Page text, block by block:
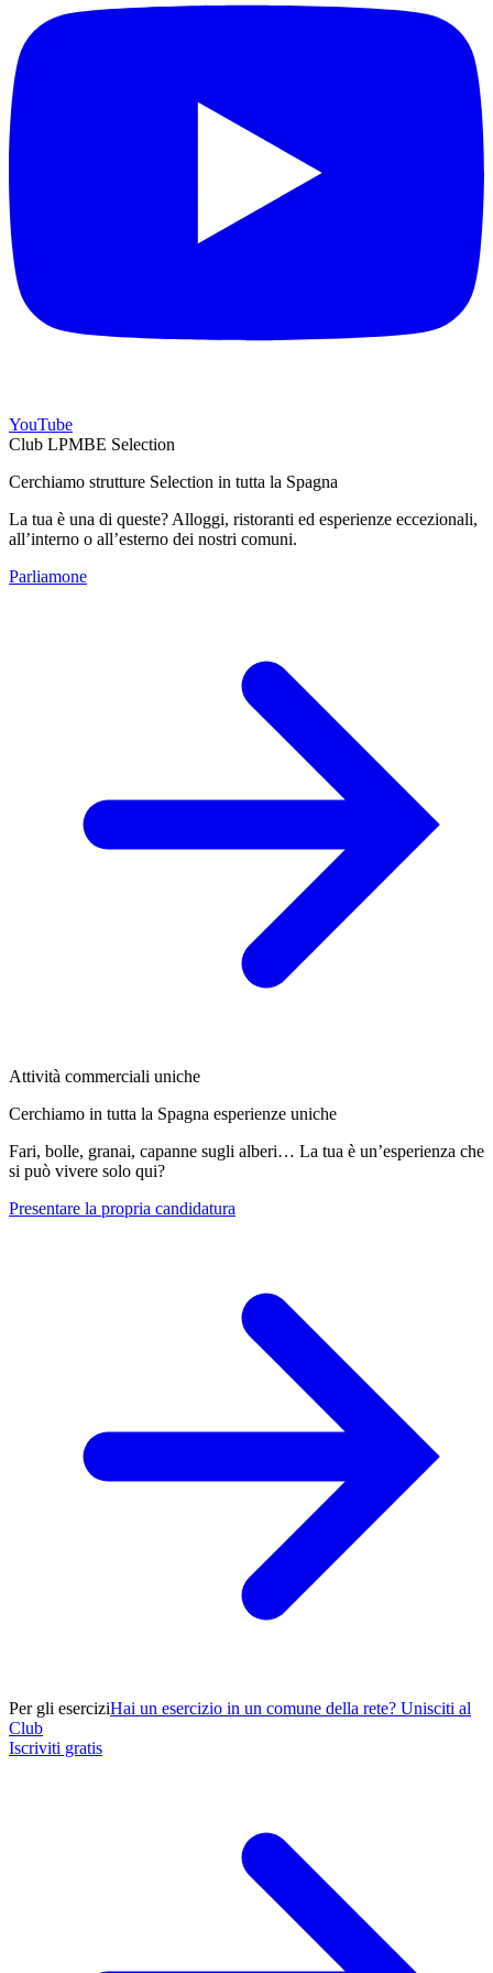
YouTube
Club LPMBE Selection
Cerchiamo strutture Selection in tutta la Spagna
La tua è una di queste? Alloggi, ristoranti ed esperienze eccezionali,
all’interno o all’esterno dei nostri comuni.
Parliamone
Attività commerciali uniche
Cerchiamo in tutta la Spagna esperienze uniche
Fari, bolle, granai, capanne sugli alberi… La tua è un’esperienza che
si può vivere solo qui?
Presentare la propria candidatura
Per gli eserciziHai un esercizio in un comune della rete? Unisciti al
Club
Iscriviti gratis